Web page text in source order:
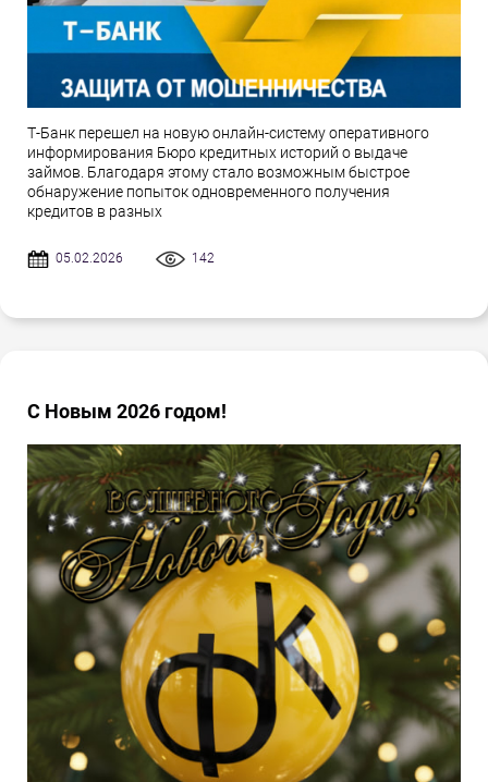
Т-Банк перешел на новую онлайн-систему оперативного
информирования Бюро кредитных историй о выдаче
займов. Благодаря этому стало возможным быстрое
обнаружение попыток одновременного получения
кредитов в разных
05.02.2026 142
С Новым 2026 годом!